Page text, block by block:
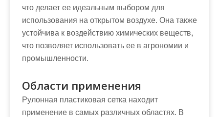
что делает ее идеальным выбором для
использования на открытом воздухе. Она также
устойчива к воздействию химических веществ,
что позволяет использовать ее в агрономии и
промышленности.
Области применения
Рулонная пластиковая сетка находит
применение в самых различных областях. В